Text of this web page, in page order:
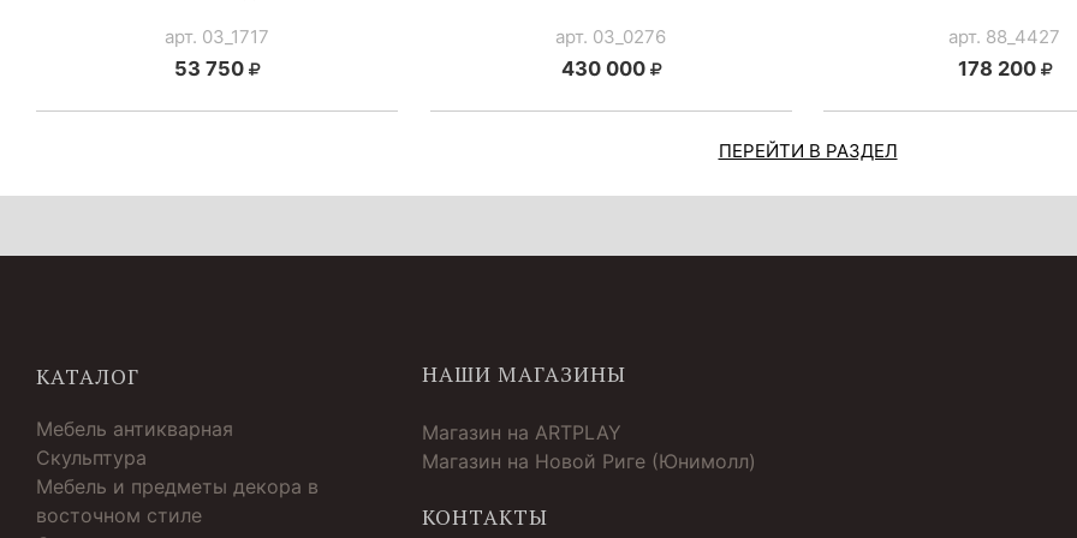
арт. 03_1717
53 750
арт. 03_0276
430 000
арт. 88_4427
178 200
ПЕРЕЙТИ В РАЗДЕЛ
КАТАЛОГ
Мебель антикварная
Скульптура
Мебель и предметы декора в
восточном стиле
НАШИ МАГАЗИНЫ
Магазин на ARTPLAY
Магазин на Новой Риге (Юнимолл)
КОНТАКТЫ